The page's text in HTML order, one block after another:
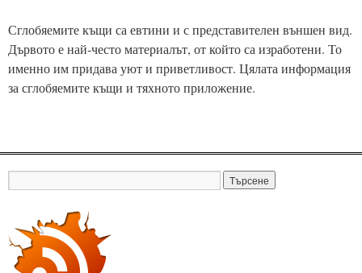
Сглобяемите къщи са евтини и с представителен външен вид.
Дървото е най-често материалът, от който са изработени. То
именно им придава уют и приветливост. Цялата информация
за сглобяемите къщи и тяхното приложение.